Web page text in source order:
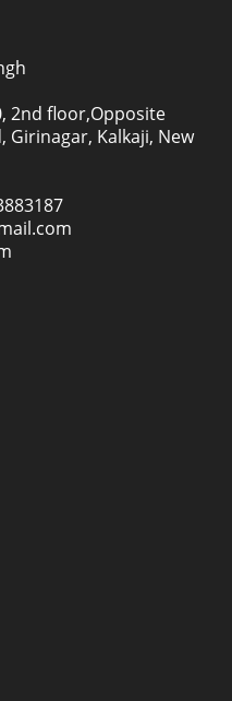
2nd floor,Opposite
Girinagar, Kalkaji, New